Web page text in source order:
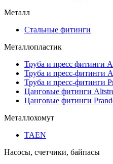
Металл
Стальные фитинги
Металлопластик
Труба и пресс фитинги
Труба и пресс-фитинги
Труба и пресс-фитинги
Цанговые фитинги
Цанговые фитинги
Металлохомут
TAEN
Насосы, счетчики, байпасы